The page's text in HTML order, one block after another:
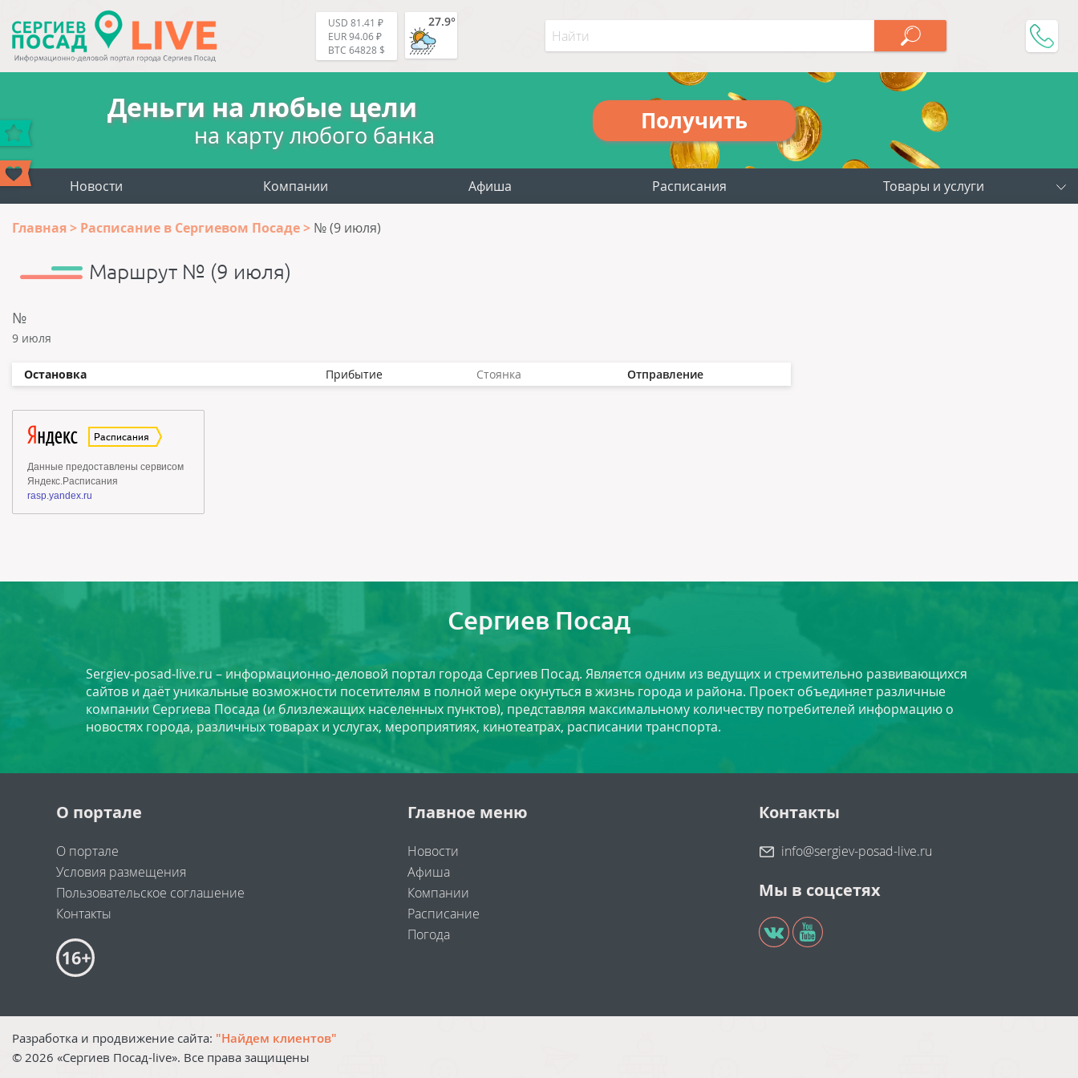
USD 81.41 ₽
EUR 94.06 ₽
BTC 64828 $
27.9°
Деньги на любые цели
на карту любого банка
Получить
Новости Компании Афиша Расписания Товары и услуги
Главная Расписание в Сергиевом Посаде № (9 июля)
Маршрут № (9 июля)
№
9 июля
Остановка Прибытие Стоянка Отправление
Сергиев Посад
Sergiev-posad-live.ru – информационно-деловой портал города Сергиев Посад. Является одним из ведущих и стремительно развивающихся
сайтов и даёт уникальные возможности посетителям в полной мере окунуться в жизнь города и района. Проект объединяет различные
компании Сергиева Посада (и близлежащих населенных пунктов), представляя максимальному количеству потребителей информацию о
новостях города, различных товарах и услугах, мероприятиях, кинотеатрах, расписании транспорта.
О портале
О портале
Условия размещения
Пользовательское соглашение
Контакты
Главное меню
Новости
Афиша
Компании
Расписание
Погода
Контакты
info@sergiev-posad-live.ru
Мы в соцсетях
Разработка и продвижение сайта: "Найдем клиентов"
© 2026 «Сергиев Посад-live». Все права защищены